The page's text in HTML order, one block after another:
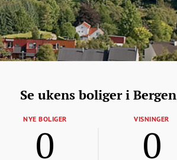
Se ukens boliger i Bergen
NYE BOLIGER
0
VISNINGER
0